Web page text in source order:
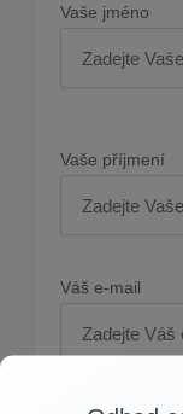
Vaše jméno
Vaše příjmení
Váš e-mail